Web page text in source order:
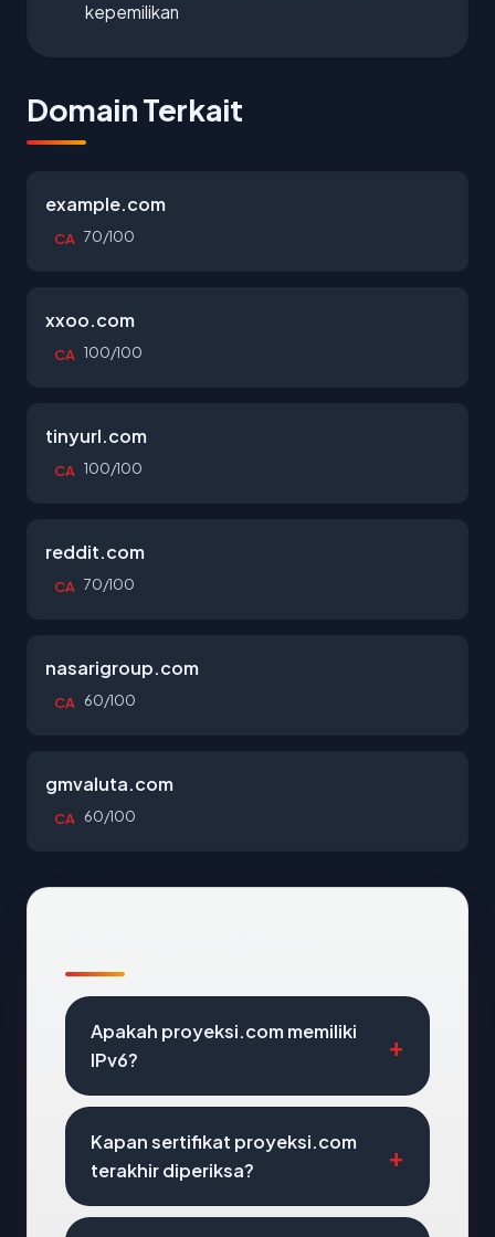
kepemilikan
Domain Terkait
example.com
CA 70/100
xxoo.com
CA 100/100
tinyurl.com
CA 100/100
reddit.com
CA 70/100
nasarigroup.com
CA 60/100
gmvaluta.com
CA 60/100
Apakah proyeksi.com memiliki
IPv6?
Kapan sertifikat proyeksi.com
terakhir diperiksa?